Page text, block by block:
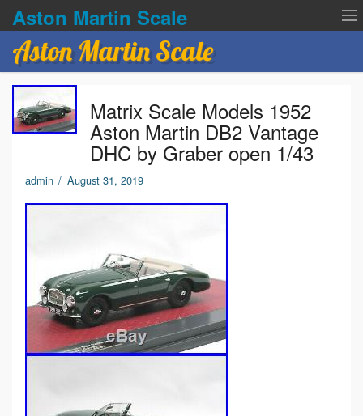
Aston Martin Scale
Contact Us
Privacy Policies
Aston Martin Scale
Matrix Scale Models 1952
Aston Martin DB2 Vantage
DHC by Graber open 1/43
admin / August 31, 2019